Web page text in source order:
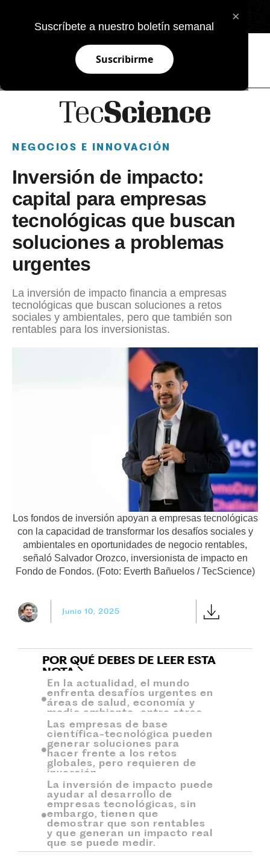
×
Suscríbete a nuestro boletín semanal
Suscribirme
NEGOCIOS E INNOVACIÓN
Inversión de impacto:
capital para empresas
tecnológicas que buscan
soluciones a problemas
urgentes
La inversión de impacto financia a empresas
tecnológicas que buscan soluciones a retos
sociales y ambientales, pero que también son
rentables para los inversionistas.
Los fondos de inversión apoyan a empresas tecnológicas
con la capacidad de transformar los desafíos sociales y
ambientales en oportunidades de negocio rentables,
señaló Salvador Orozco, inversionista de impacto en
Fondo de Fondos. (Foto: Everth Bañuelos / TecScience)
Junio 10, 2025
POR QUÉ DEBES DE LEER ESTA
NOTA
En la actualidad, el mundo
enfrenta desafíos urgentes en
áreas de salud, economía y
medio ambiente, entre otras.
Las empresas de base
científica-tecnológica pueden
generar soluciones para
hacer frente a los retos
globales, pero requieren de
inversión.
La inversión de impacto puede
ayudar al desarrollo de
empresas tecnológicas, sin
embargo, tienen que
demostrar que son rentables
y que generan un impacto real
que se puede medir.